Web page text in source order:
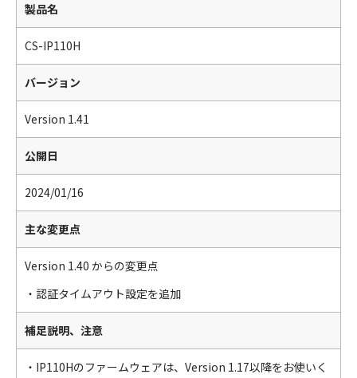
製品名
CS-IP110H
バージョン
Version 1.41
公開日
2024/01/16
主な変更点
Version 1.40 からの変更点
・認証タイムアウト設定を追加
補足説明、注意
・IP110Hのファームウェアは、Version 1.17以降をお使いく